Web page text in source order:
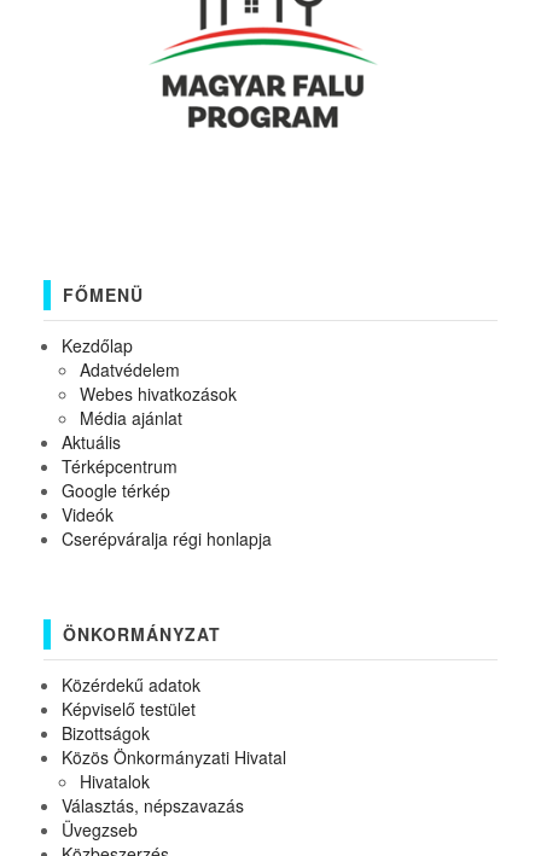
FŐMENÜ
Kezdőlap
Adatvédelem
Webes hivatkozások
Média ajánlat
Aktuális
Térképcentrum
Google térkép
Videók
Cserépváralja régi honlapja
ÖNKORMÁNYZAT
Közérdekű adatok
Képviselő testület
Bizottságok
Közös Önkormányzati Hivatal
Hivatalok
Választás, népszavazás
Üvegzseb